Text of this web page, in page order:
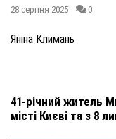
28 серпня 2025 0
Яніна Климань
41-річний житель
місті Києві та з 8